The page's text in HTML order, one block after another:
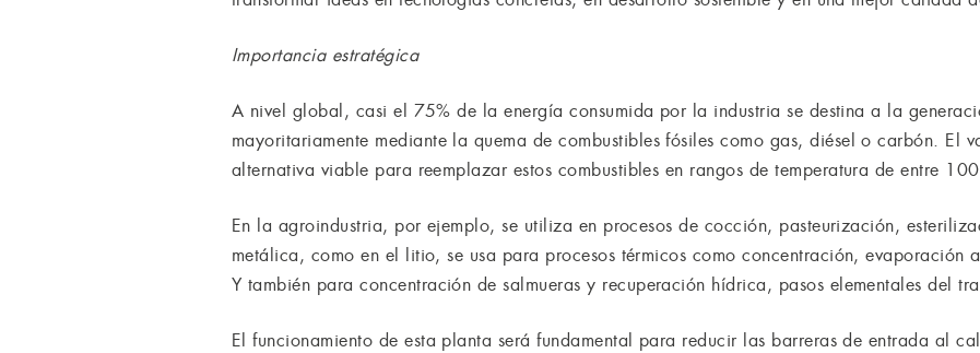
Importancia estratégica
A nivel global, casi el 75% de la energía consumida por la industria se destina a la
mayoritariamente mediante la quema de combustibles fósiles como gas, diésel o carbón. El
alternativa viable para reemplazar estos combustibles en rangos de temperatura de entre
En la agroindustria, por ejemplo, se utiliza en procesos de cocción, pasteurización,
metálica, como en el litio, se usa para procesos térmicos como concentración, evaporación
Y también para concentración de salmueras y recuperación hídrica, pasos elementales del
El funcionamiento de esta planta será fundamental para reducir las barreras de entrada al